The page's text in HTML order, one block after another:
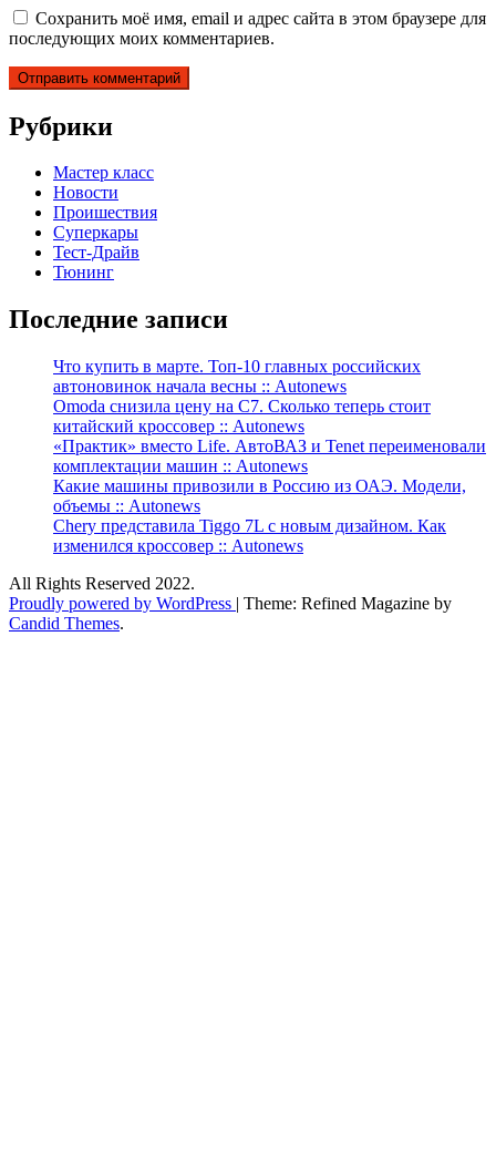
Сохранить моё имя, email и адрес сайта в этом браузере для
последующих моих комментариев.
Рубрики
Мастер класс
Новости
Проишествия
Суперкары
Тест-Драйв
Тюнинг
Последние записи
Что купить в марте. Топ-10 главных российских
автоновинок начала весны :: Autonews
Omoda снизила цену на C7. Сколько теперь стоит
китайский кроссовер :: Autonews
«Практик» вместо Life. АвтоВАЗ и Tenet переименовали
комплектации машин :: Autonews
Какие машины привозили в Россию из ОАЭ. Модели,
объемы :: Autonews
Chery представила Tiggo 7L с новым дизайном. Как
изменился кроссовер :: Autonews
All Rights Reserved 2022.
Proudly powered by WordPress | Theme: Refined Magazine by
Candid Themes.